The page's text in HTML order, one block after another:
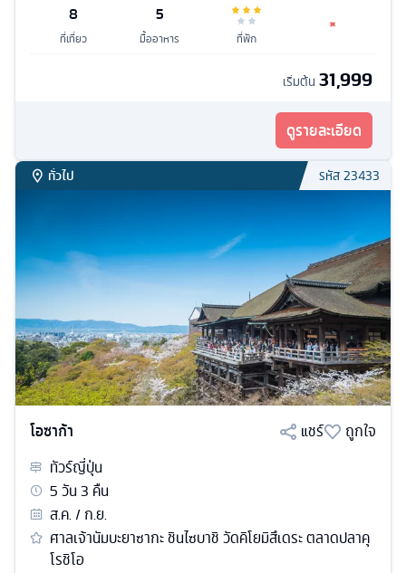
8
ที่เที่ยว
5
มื้ออาหาร ที่พัก
เริ่มต้น 31,999
ดูรายละเอียด
ทั่วไป รหัส23433
โอซาก้า แชร์
ถูกใจ
ทัวร์ญี่ปุ่น
5วัน3 คืน
ส.ค. / ก.ย.
ศาลเจ้านัมบะยาซากะ ชินไซบาชิ วัดคิโยมิสึเดระ ตลาดปลาคุ
โรชิโอ